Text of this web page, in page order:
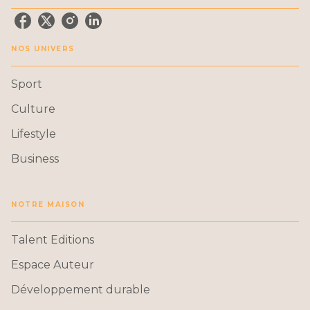
NOS UNIVERS
Sport
Culture
Lifestyle
Business
NOTRE MAISON
Talent Editions
Espace Auteur
Développement durable